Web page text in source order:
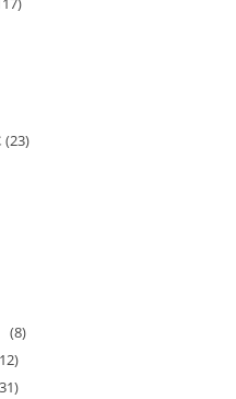
(23)
(8)